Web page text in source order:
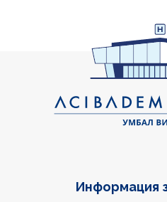
Информация